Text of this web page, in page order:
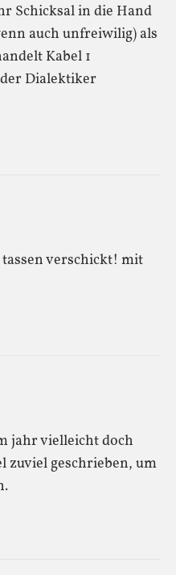
Schicksal in die Hand
auch unfreiwilig) als
Kabel 1
Dialektiker
verschickt! mit
jahr vielleicht doch
zuviel geschrieben, um